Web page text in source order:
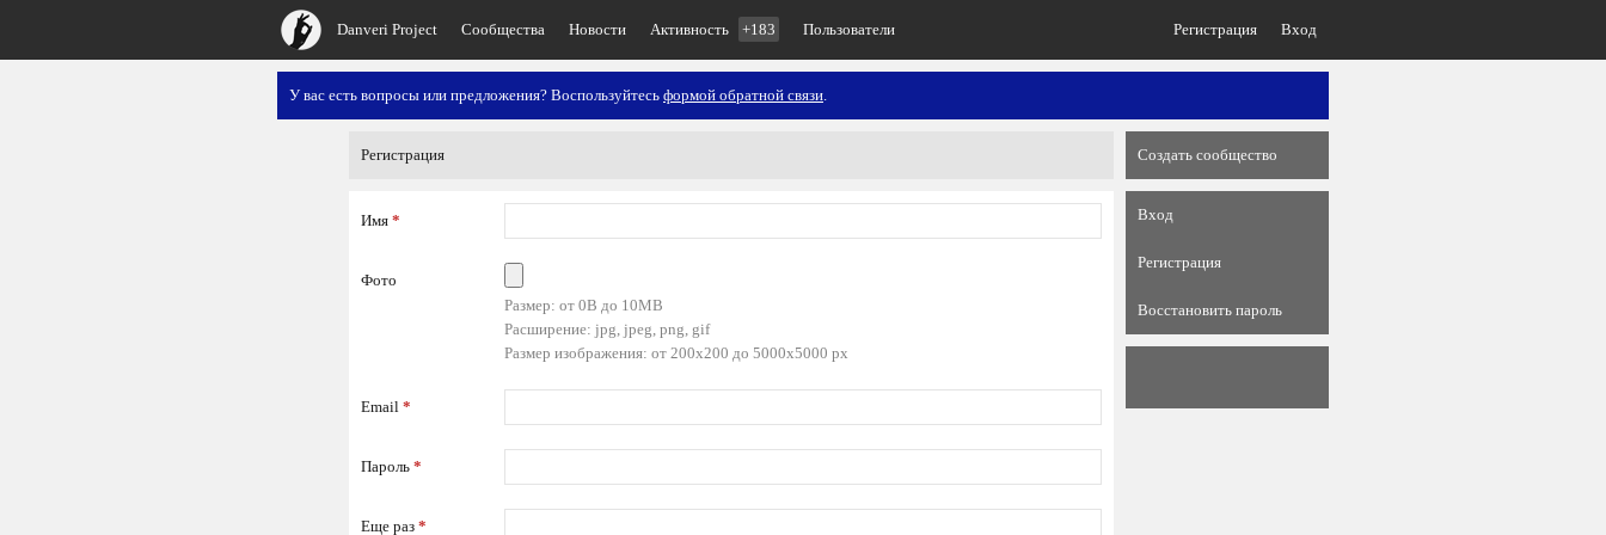
Danveri Project Сообщества Новости Активность +183 Пользователи Регистрация Вход
У вас есть вопросы или предложения? Воспользуйтесь формой обратной связи.
Регистрация
Имя *
Фото
Размер: от 0B до 10MB
Расширение: jpg, jpeg, png, gif
Размер изображения: от 200x200 до 5000x5000 px
Email *
Пароль *
Еще раз *
Создать сообщество
Вход
Регистрация
Восстановить пароль